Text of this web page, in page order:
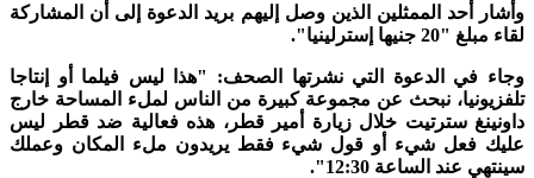
وأشار أحد الممثلين الذين وصل إليهم بريد الدعوة إلى أن المشاركة
لقاء مبلغ "20 جنيها إسترلينيا".
وجاء في الدعوة التي نشرتها الصحف: "هذا ليس فيلما أو إنتاجا
تلفزيونيا، نبحث عن مجموعة كبيرة من الناس لملء المساحة خارج
داونينغ سترتيت خلال زيارة أمير قطر، هذه فعالية ضد قطر ليس
عليك فعل شيء أو قول شيء فقط يريدون ملء المكان وعملك
سينتهي عند الساعة 12:30".